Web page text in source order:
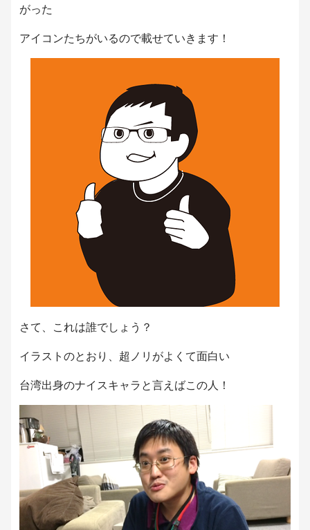
がった
アイコンたちがいるので載せていきます！
さて、これは誰でしょう？
イラストのとおり、超ノリがよくて面白い
台湾出身のナイスキャラと言えばこの人！